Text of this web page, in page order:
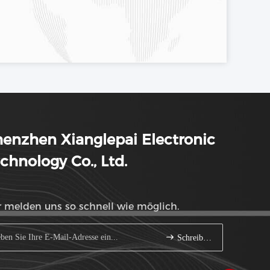
Xianglepai Electronic
Co., Ltd.
melden uns so schnell wie möglich.
Schreiben Sie sich an.